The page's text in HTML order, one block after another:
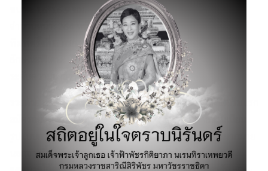
จำนวนหน้า: 264 หน้า
พิมพ์ครั้งที่1: กรกฎาคม 2554
ลักษณะพิเศษ: พิมพ์ 4สี
ระดับความยากง่าย: ผู้สนใจทั่วไป
รวยด้วย eBay+PayPal ฉบับสมบูรณ์ รวบรวมขั้นตอนตั้งแต่เริ่มแรก
สมัครอย่างละเอียด ที่จะทำให้เข้าใจกระบวนการ ค่าธรรมเนียม
รูปแบบการขาย นโยบาย กฎ และรายละเอียดปลีกย่อยอีกมากมาย
นอกจากนี้ยังได้รวบรวมเทคนิค คำแนะนำที่จำเป็น ตัวอย่าง